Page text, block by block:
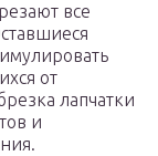
все
от
лапчатки
и